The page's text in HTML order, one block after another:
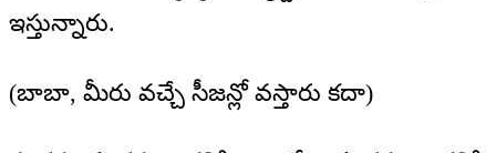
ఇస్తున్నారు.
(బాబా, మీరు వచ్చే సీజన్లో వస్తారు కదా)